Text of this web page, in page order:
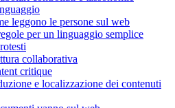
leggono le persone sul web
per un linguaggio semplice
collaborativa
critique
e localizzazione dei contenuti